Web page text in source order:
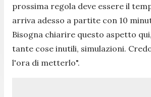
prossima regola deve essere il
arriva adesso a partite con 10
Bisogna chiarire questo aspetto
tante cose inutili, simulazioni.
l'ora di metterlo".